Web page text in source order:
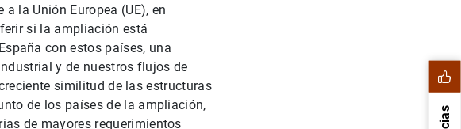
la Unión Europea (UE), en
si la ampliación está
con estos países, una
y de nuestros flujos de
similitud de las estructuras
de los países de la ampliación,
de mayores requerimientos